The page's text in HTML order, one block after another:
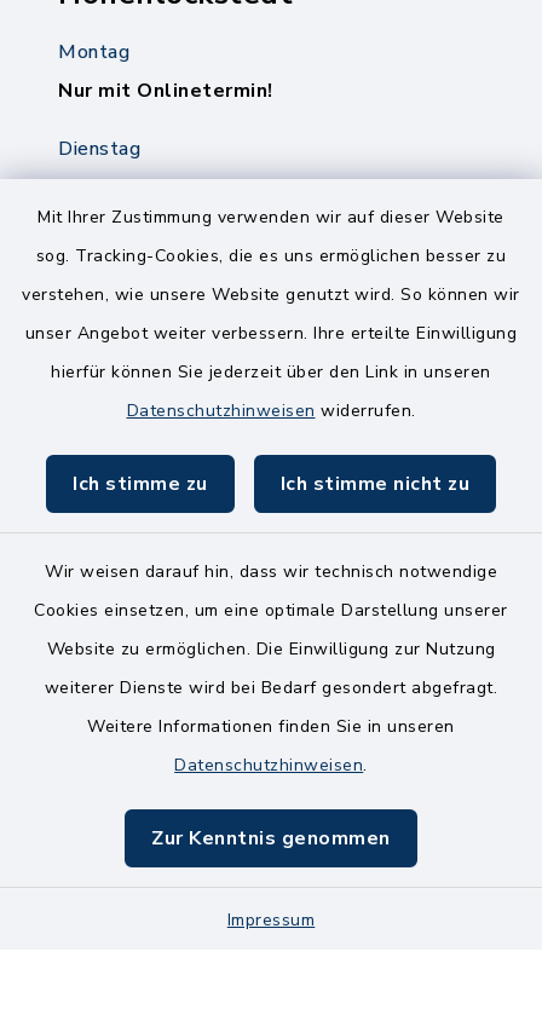
Mit Ihrer Zustimmung verwenden wir auf dieser Website
sog. Tracking-Cookies, die es uns ermöglichen besser zu
verstehen, wie unsere Website genutzt wird. So können wir
unser Angebot weiter verbessern. Ihre erteilte Einwilligung
hierfür können Sie jederzeit über den Link in unseren
Datenschutzhinweisen widerrufen.
Ich stimme zu Ich stimme nicht zu
Wir weisen darauf hin, dass wir technisch notwendige
Cookies einsetzen, um eine optimale Darstellung unserer
Website zu ermöglichen. Die Einwilligung zur Nutzung
weiterer Dienste wird bei Bedarf gesondert abgefragt.
Weitere Informationen finden Sie in unseren
Datenschutzhinweisen.
Zur Kenntnis genommen
Impressum
Montag
Nur mit Onlinetermin!
Dienstag
8.00-12.00 Uhr
14.00-18.00 Uhr
Freitag
8.00-11.00 Uhr
Kontakt
Barrierefreiheit
Impressum
Sitemap